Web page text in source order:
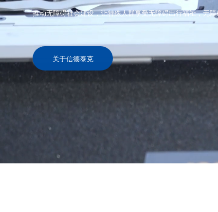
推动无障碍社会建设，让特殊人群享受无障碍出行福祉，无
关于信德泰克